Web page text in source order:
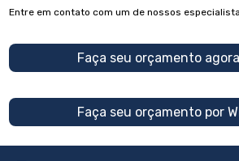
Entre em contato com um de nossos
Faça seu orçamento
Faça seu orçamento por